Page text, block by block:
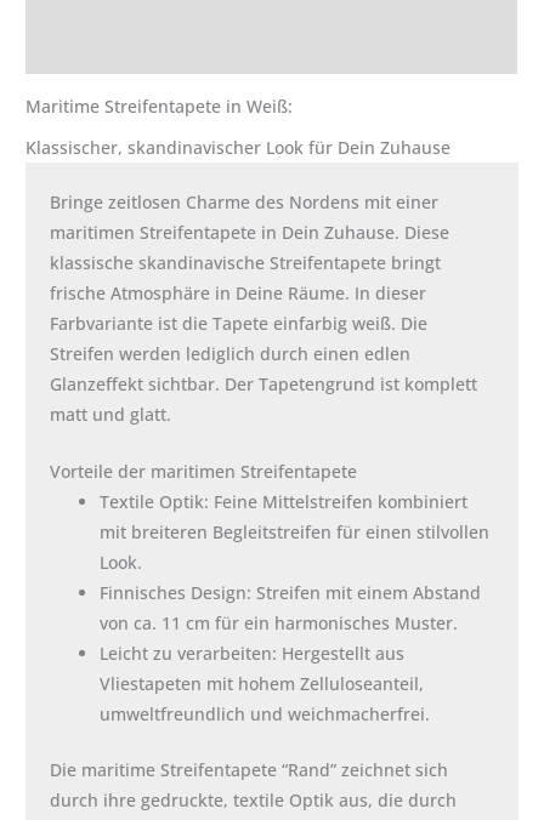
Maritime Streifentapete in Weiß:
Klassischer, skandinavischer Look für Dein Zuhause
Bringe zeitlosen Charme des Nordens mit einer
maritimen Streifentapete in Dein Zuhause. Diese
klassische skandinavische Streifentapete bringt
frische Atmosphäre in Deine Räume. In dieser
Farbvariante ist die Tapete einfarbig weiß. Die
Streifen werden lediglich durch einen edlen
Glanzeffekt sichtbar. Der Tapetengrund ist komplett
matt und glatt.
Vorteile der maritimen Streifentapete
Textile Optik: Feine Mittelstreifen kombiniert
mit breiteren Begleitstreifen für einen stilvollen
Look.
Finnisches Design: Streifen mit einem Abstand
von ca. 11 cm für ein harmonisches Muster.
Leicht zu verarbeiten: Hergestellt aus
Vliestapeten mit hohem Zelluloseanteil,
umweltfreundlich und weichmacherfrei.
Die maritime Streifentapete “Rand” zeichnet sich
durch ihre gedruckte, textile Optik aus, die durch